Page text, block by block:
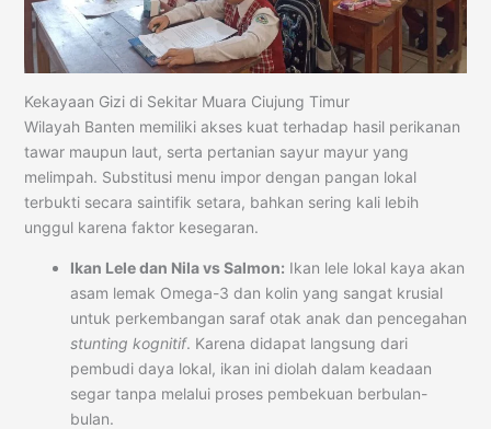
Kekayaan Gizi di Sekitar Muara Ciujung Timur
Wilayah Banten memiliki akses kuat terhadap hasil perikanan
tawar maupun laut, serta pertanian sayur mayur yang
melimpah. Substitusi menu impor dengan pangan lokal
terbukti secara saintifik setara, bahkan sering kali lebih
unggul karena faktor kesegaran.
Ikan Lele dan Nila vs Salmon: Ikan lele lokal kaya akan
asam lemak Omega-3 dan kolin yang sangat krusial
untuk perkembangan saraf otak anak dan pencegahan
stunting kognitif. Karena didapat langsung dari
pembudi daya lokal, ikan ini diolah dalam keadaan
segar tanpa melalui proses pembekuan berbulan-
bulan.